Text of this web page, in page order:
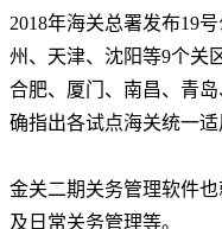
2018年海关总署发布19
州、天津、沈阳等9个关
合肥、厦门、南昌、青
确指出各试点海关统一
金关二期关务管理软件
及日常关务管理等。